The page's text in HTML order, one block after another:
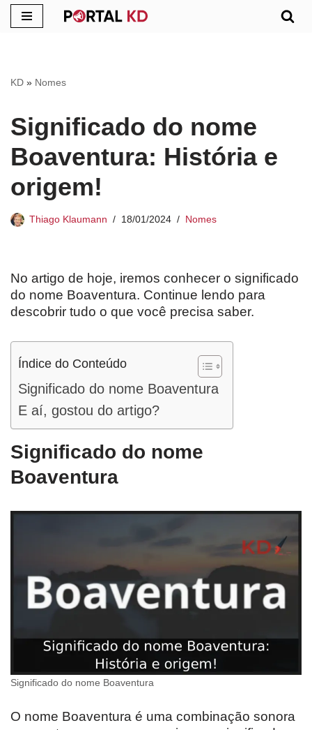
conteúdo
KD » Nomes
Significado do nome
Boaventura: História e
origem!
Thiago Klaumann 18/01/2024 Nomes
No artigo de hoje, iremos conhecer o significado
do nome Boaventura. Continue lendo para
descobrir tudo o que você precisa saber.
Índice do Conteúdo
Significado do nome Boaventura
E aí, gostou do artigo?
Significado do nome
Boaventura
Significado do nome Boaventura
O nome Boaventura é uma combinação sonora